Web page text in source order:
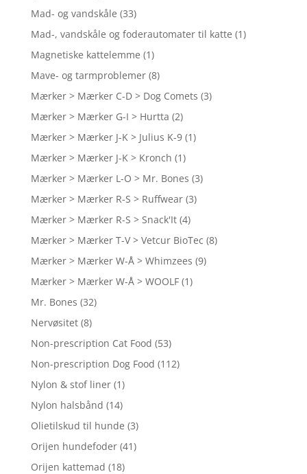
Mad- og vandskåle (33)
Mad-, vandskåle og foderautomater til katte (1)
Magnetiske kattelemme (1)
Mave- og tarmproblemer (8)
Mærker > Mærker C-D > Dog Comets (3)
Mærker > Mærker G-I > Hurtta (2)
Mærker > Mærker J-K > Julius K-9 (1)
Mærker > Mærker J-K > Kronch (1)
Mærker > Mærker L-O > Mr. Bones (3)
Mærker > Mærker R-S > Ruffwear (3)
Mærker > Mærker R-S > Snack'It (4)
Mærker > Mærker T-V > Vetcur BioTec (8)
Mærker > Mærker W-Å > Whimzees (9)
Mærker > Mærker W-Å > WOOLF (1)
Mr. Bones (32)
Nervøsitet (8)
Non-prescription Cat Food (53)
Non-prescription Dog Food (112)
Nylon & stof liner (1)
Nylon halsbånd (14)
Olietilskud til hunde (3)
Orijen hundefoder (41)
Orijen kattemad (18)